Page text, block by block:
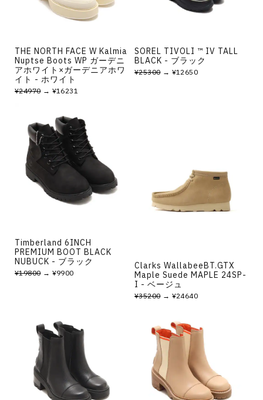
THE NORTH FACE W Kalmia
Nuptse Boots WP ガーデニ
アホワイト×ガーデニアホワ
イト - ホワイト
¥24970→ ¥16231
SOREL TIVOLI ™ IV TALL
BLACK - ブラック
¥25300→ ¥12650
Timberland 6INCH
PREMIUM BOOT BLACK
NUBUCK - ブラック
¥19800→ ¥9900
Clarks WallabeeBT.GTX
Maple Suede MAPLE 24SP-
I - ベージュ
¥35200→ ¥24640